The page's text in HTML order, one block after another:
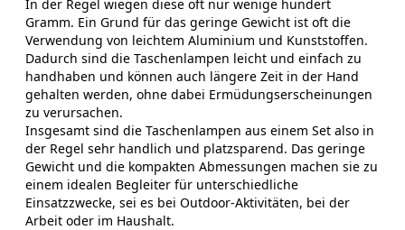
In der Regel wiegen diese oft nur wenige hundert
Gramm. Ein Grund für das geringe Gewicht ist oft die
Verwendung von leichtem Aluminium und Kunststoffen.
Dadurch sind die Taschenlampen leicht und einfach zu
handhaben und können auch längere Zeit in der Hand
gehalten werden, ohne dabei Ermüdungserscheinungen
zu verursachen.
Insgesamt sind die Taschenlampen aus einem Set also in
der Regel sehr handlich und platzsparend. Das geringe
Gewicht und die kompakten Abmessungen machen sie zu
einem idealen Begleiter für unterschiedliche
Einsatzzwecke, sei es bei Outdoor-Aktivitäten, bei der
Arbeit oder im Haushalt.